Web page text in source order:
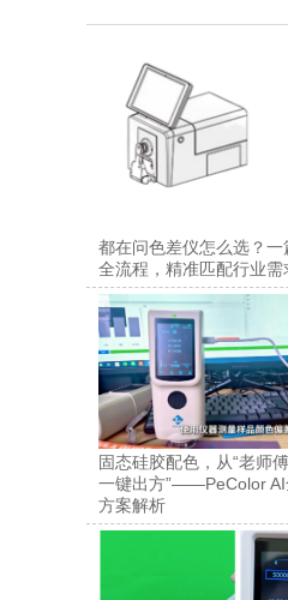
都在问色差仪怎么选？一
全流程，精准匹配行业需
固态硅胶配色，从“老师
一键出方”——PeColor AI
方案解析